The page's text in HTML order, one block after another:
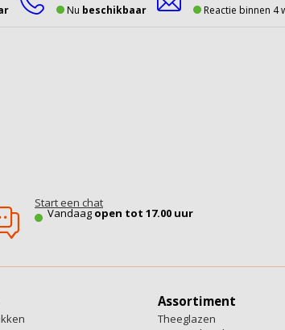
Nu beschikbaar Reactie binnen 4
Start een chat
Vandaagopen tot 17.00 uur
Assortiment
Theeglazen